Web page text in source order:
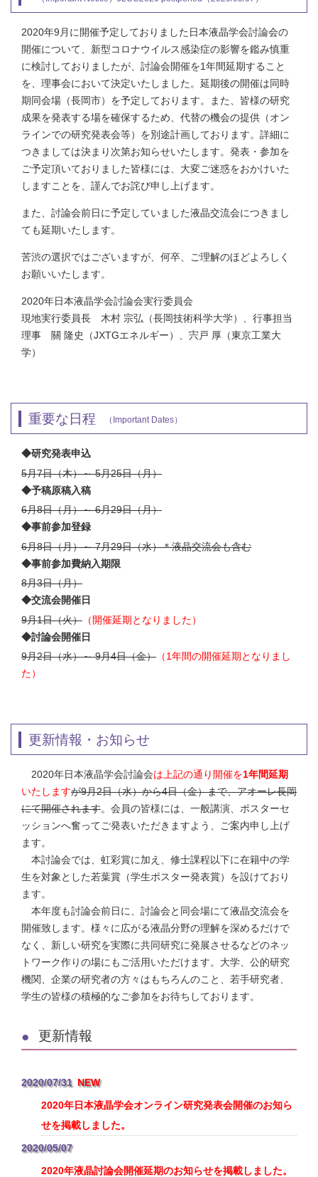
2020年9月に開催予定しておりました日本液晶学会討論会の
開催について、新型コロナウイルス感染症の影響を鑑み慎重
に検討しておりましたが、討論会開催を1年間延期すること
を、理事会において決定いたしました。延期後の開催は同時
期同会場（長岡市）を予定しております。また、皆様の研究
成果を発表する場を確保するため、代替の機会の提供（オン
ラインでの研究発表会等）を別途計画しております。詳細に
つきましては決まり次第お知らせいたします。発表・参加を
ご予定頂いておりました皆様には、大変ご迷惑をおかけいた
しますことを、謹んでお詫び申し上げます。
また、討論会前日に予定していました液晶交流会につきまし
ても延期いたします。
苦渋の選択ではございますが、何卒、ご理解のほどよろしく
お願いいたします。
2020年日本液晶学会討論会実行委員会
現地実行委員長 木村 宗弘（長岡技術科学大学）、行事担当
理事 關 隆史（JXTGエネルギー）、宍戸 厚（東京工業大
学）
重要な日程 （Important Dates）
◆研究発表申込
5月7日（木）～ 5月25日（月）
◆予稿原稿入稿
6月8日（月）～ 6月29日（月）
◆事前参加登録
6月8日（月）～ 7月29日（水）＊液晶交流会も含む
◆事前参加費納入期限
8月3日（月）
◆交流会開催日
9月1日（火） （開催延期となりました）
◆討論会開催日
9月2日（水）～ 9月4日（金） （1年間の開催延期となりまし
た）
更新情報・お知らせ
2020年日本液晶学会討論会は上記の通り開催を1年間延期
いたしますが9月2日（水）から4日（金）まで、アオーレ長岡
にて開催されます。会員の皆様には、一般講演、ポスターセ
ッションへ奮ってご発表いただきますよう、ご案内申し上げ
ます。
本討論会では、虹彩賞に加え、修士課程以下に在籍中の学
生を対象とした若葉賞（学生ポスター発表賞）を設けており
ます。
本年度も討論会前日に、討論会と同会場にて液晶交流会を
開催致します。様々に広がる液晶分野の理解を深めるだけで
なく、新しい研究を実際に共同研究に発展させるなどのネッ
トワーク作りの場にもご活用いただけます。大学、公的研究
機関、企業の研究者の方々はもちろんのこと、若手研究者、
学生の皆様の積極的なご参加をお待ちしております。
更新情報
2020/07/31
2020年日本液晶学会オンライン研究発表会開催のお知ら
せを掲載しました。
2020/05/07
2020年液晶討論会開催延期のお知らせを掲載しました。